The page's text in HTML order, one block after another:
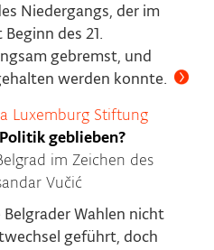
Niedergangs, der im
des 21.
gebremst, und
werden konnte.
Luxemburg Stiftung
geblieben?
im Zeichen des
Vučić
Wahlen nicht
geführt, doch